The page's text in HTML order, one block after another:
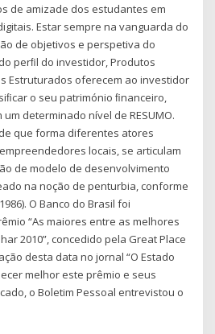
de amizade dos estudantes em
Estar sempre na vanguarda do
de objetivos e perspetiva do
perﬁl do investidor, Produtos
Estruturados oferecem ao investidor
o seu património ﬁnanceiro,
determinado nível de RESUMO.
que forma diferentes atores
locais, se articulam
de modelo de desenvolvimento
na noção de penturbia, conforme
O Banco do Brasil foi
“As maiores entre as melhores
2010”, concedido pela Great Place
desta data no jornal “O Estado
melhor este prêmio e seus
o Boletim Pessoal entrevistou o